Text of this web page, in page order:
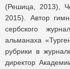
(Решица, 2013),
2015). Автор
сербского
альманаха
рубрики в
директор